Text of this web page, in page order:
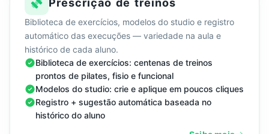
Prescrição de treinos
Biblioteca de exercícios, modelos do studio e registro
automático das execuções — variedade na aula e
histórico de cada aluno.
Biblioteca de exercícios: centenas de treinos
prontos de pilates, fisio e funcional
Modelos do studio: crie e aplique em poucos cliques
Registro + sugestão automática baseada no
histórico do aluno